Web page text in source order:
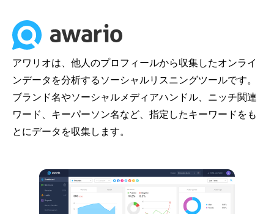
アワリオは、他人のプロフィールから収集したオンライ
ンデータを分析するソーシャルリスニングツールです。
ブランド名やソーシャルメディアハンドル、ニッチ関連
ワード、キーパーソン名など、指定したキーワードをも
とにデータを収集します。